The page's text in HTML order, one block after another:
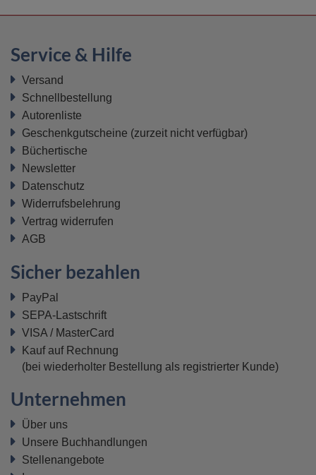
Service & Hilfe
Versand
Schnellbestellung
Autorenliste
Geschenkgutscheine (zurzeit nicht verfügbar)
Büchertische
Newsletter
Datenschutz
Widerrufsbelehrung
Vertrag widerrufen
AGB
Sicher bezahlen
PayPal
SEPA-Lastschrift
VISA / MasterCard
Kauf auf Rechnung
(bei wiederholter Bestellung als registrierter Kunde)
Unternehmen
Über uns
Unsere Buchhandlungen
Stellenangebote